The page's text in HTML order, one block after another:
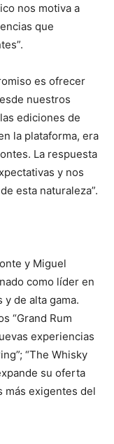
nos motiva a
que
es ofrecer
nuestros
ediciones de
la plataforma, era
La respuesta
y nos
esta naturaleza”.
y Miguel
como líder en
de alta gama.
“Grand Rum
experiencias
“The Whisky
su oferta
más exigentes del